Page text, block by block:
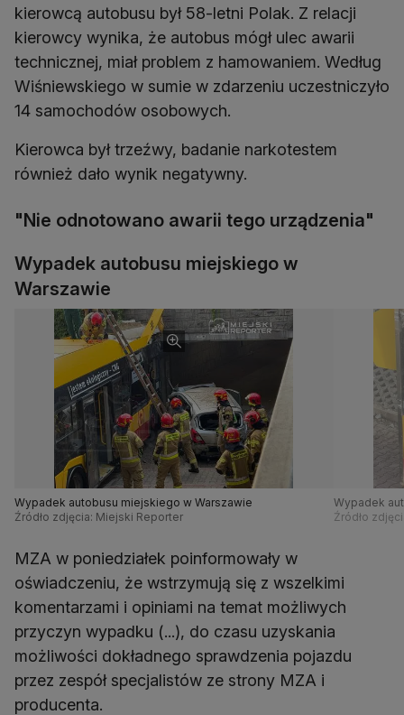
kierowcą autobusu był 58-letni Polak. Z relacji
kierowcy wynika, że autobus mógł ulec awarii
technicznej, miał problem z hamowaniem. Według
Wiśniewskiego w sumie w zdarzeniu uczestniczyło
14 samochodów osobowych.
Kierowca był trzeźwy, badanie narkotestem
również dało wynik negatywny.
"Nie odnotowano awarii tego urządzenia"
Wypadek autobusu miejskiego w
Warszawie
Wypadek autobusu miejskiego w Warszawie
Źródło zdjęcia: Miejski Reporter
Wypadek
Źródło
MZA w poniedziałek poinformowały w
oświadczeniu, że wstrzymują się z wszelkimi
komentarzami i opiniami na temat możliwych
przyczyn wypadku (...), do czasu uzyskania
możliwości dokładnego sprawdzenia pojazdu
przez zespół specjalistów ze strony MZA i
producenta.